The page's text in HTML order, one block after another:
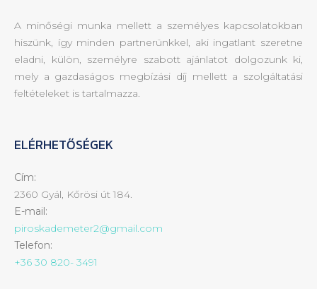
A minőségi munka mellett a személyes kapcsolatokban
hiszünk, így minden partnerünkkel, aki ingatlant szeretne
eladni, külön, személyre szabott ajánlatot dolgozunk ki,
mely a gazdaságos megbízási díj mellett a szolgáltatási
feltételeket is tartalmazza.
ELÉRHETŐSÉGEK
Cím:
2360 Gyál, Kőrösi út 184.
E-mail:
piroskademeter2@gmail.com
Telefon:
+36 30 820- 3491